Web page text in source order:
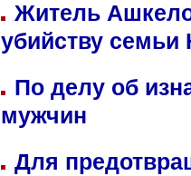
Житель
убийству семьи
По делу об
мужчин
Для